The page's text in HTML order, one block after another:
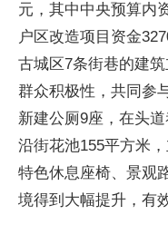
元，其中中央预算内
户区改造项目资金
古城区7条街巷的建
群众积极性，共同参
新建公厕9座，在头
沿街花池155平方米
特色休息座椅、景观
境得到大幅提升，有